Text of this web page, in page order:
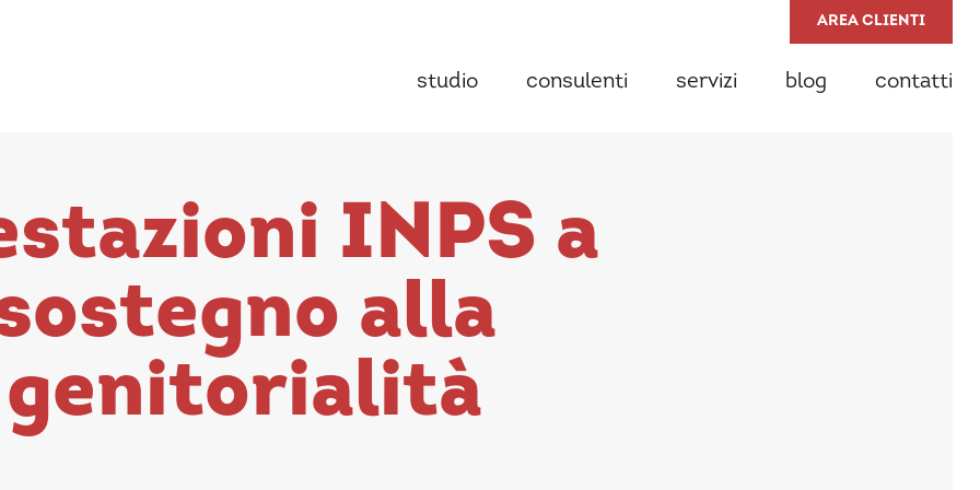
AREA CLIENTI
studio consulenti servizi blog contatti
INPS a
alla
genitorialità